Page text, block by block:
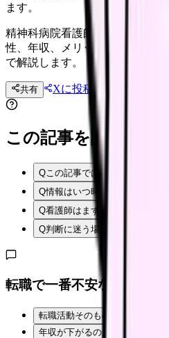
ます。
精神科病院看護師｜特殊性と年
性、年収、メリット・デメリッ
で解説します。
共有 Xに投稿
この記事を読む前後
Qこの記事では何を確認できま
Q情報はいつ時点のものですか？
Q看護師はまず何から確認すれ
Q判断に迷う場合はどうすれば
転職で一番不安なことは？
転職活動そのものが不安
年収が下がるのが怖い